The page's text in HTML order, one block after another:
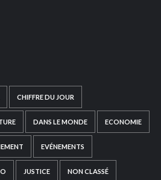
CHIFFRE DU JOUR
DANS LE MONDE ECONOMIE
EVÉNEMENTS
JUSTICE NON CLASSÉ